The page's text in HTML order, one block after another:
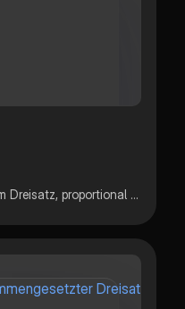
Die einfache Wiederholung vom Dreisatz, proportional und antiproportional.